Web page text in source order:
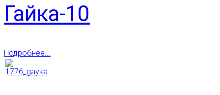
Гайка-10
Подробнее...